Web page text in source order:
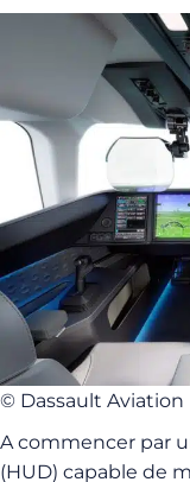
© Dassault Aviation
A commencer par
(HUD) capable de